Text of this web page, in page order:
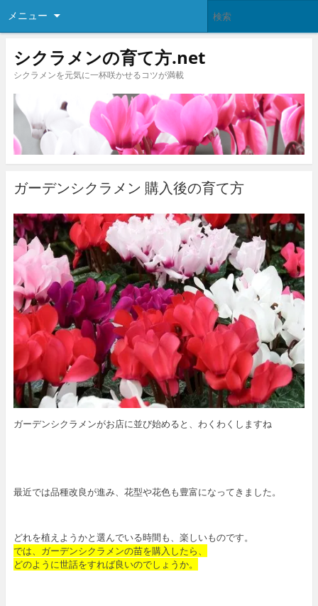
メニュー
シクラメンの育て方.net
シクラメンを元気に一杯咲かせるコツが満載
ガーデンシクラメン 購入後の育て方
ガーデンシクラメンがお店に並び始めると、わくわくしますね
最近では品種改良が進み、花型や花色も豊富になってきました。
どれを植えようかと選んでいる時間も、楽しいものです。
では、ガーデンシクラメンの苗を購入したら、
どのように世話をすれば良いのでしょうか。